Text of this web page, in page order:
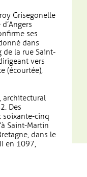
Grisegonelle
ses
dans
de la rue Saint-
vers
(écourtée),
architectural
Des
soixante-cinq
Saint-Martin
dans le
en 1097,